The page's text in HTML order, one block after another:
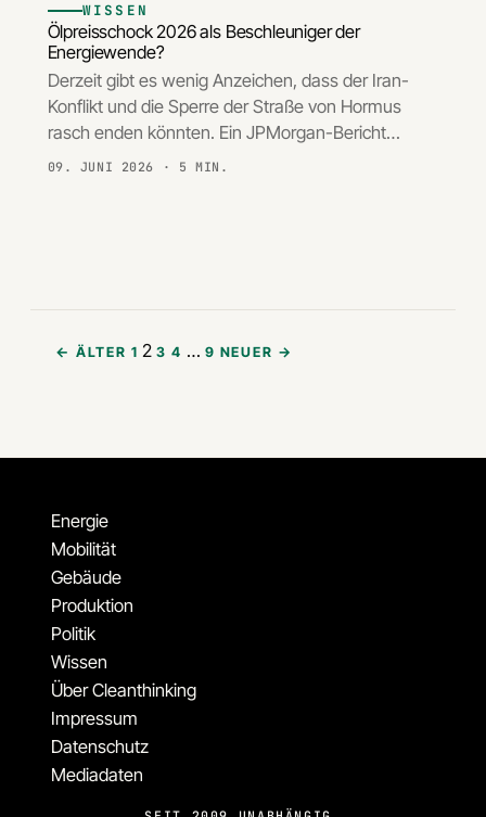
WISSEN
Ölpreisschock 2026 als Beschleuniger der
Energiewende?
Derzeit gibt es wenig Anzeichen, dass der Iran-
Konflikt und die Sperre der Straße von Hormus
rasch enden könnten. Ein JPMorgan-Bericht…
09. JUNI 2026 · 5 MIN.
← ÄLTER 1 2 3 4 … 9 NEUER →
Energie
Mobilität
Gebäude
Produktion
Politik
Wissen
Über Cleanthinking
Impressum
Datenschutz
Mediadaten